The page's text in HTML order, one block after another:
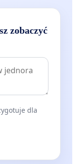
zobaczyć
dla